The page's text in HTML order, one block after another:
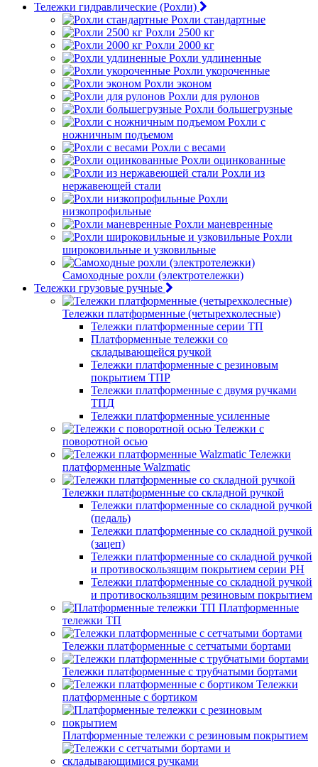
Тележки гидравлические (Рохли)
Рохли стандартные
Рохли 2500 кг
Рохли 2000 кг
Рохли удлиненные
Рохли укороченные
Рохли эконом
Рохли для рулонов
Рохли большегрузные
Рохли с
ножничным подъемом
Рохли с весами
Рохли оцинкованные
Рохли из
нержавеющей стали
Рохли
низкопрофильные
Рохли маневренные
Рохли
широковильные и узковильные
Самоходные рохли (электротележки)
Тележки грузовые ручные
Тележки платформенные (четырехколесные)
Тележки платформенные серии ТП
Платформенные тележки со
складывающейся ручкой
Тележки платформенные с резиновым
покрытием ТПР
Тележки платформенные с двумя ручками
ТПД
Тележки платформенные усиленные
Тележки с
поворотной осью
Тележки
платформенные Walzmatic
Тележки платформенные со складной ручкой
Тележки платформенные со складной ручкой
(педаль)
Тележки платформенные со складной ручкой
(зацеп)
Тележки платформенные со складной ручкой
и противоскользящим покрытием серии PH
Тележки платформенные со складной ручкой
и противоскользящим резиновым покрытием
Платформенные
тележки ТП
Тележки платформенные с сетчатыми бортами
Тележки платформенные с трубчатыми бортами
Тележки
платформенные с бортиком
Платформенные тележки с резиновым покрытием